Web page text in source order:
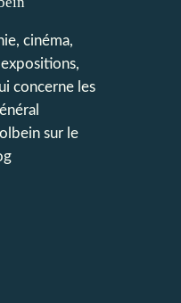
cinéma,
concerne les
sur le